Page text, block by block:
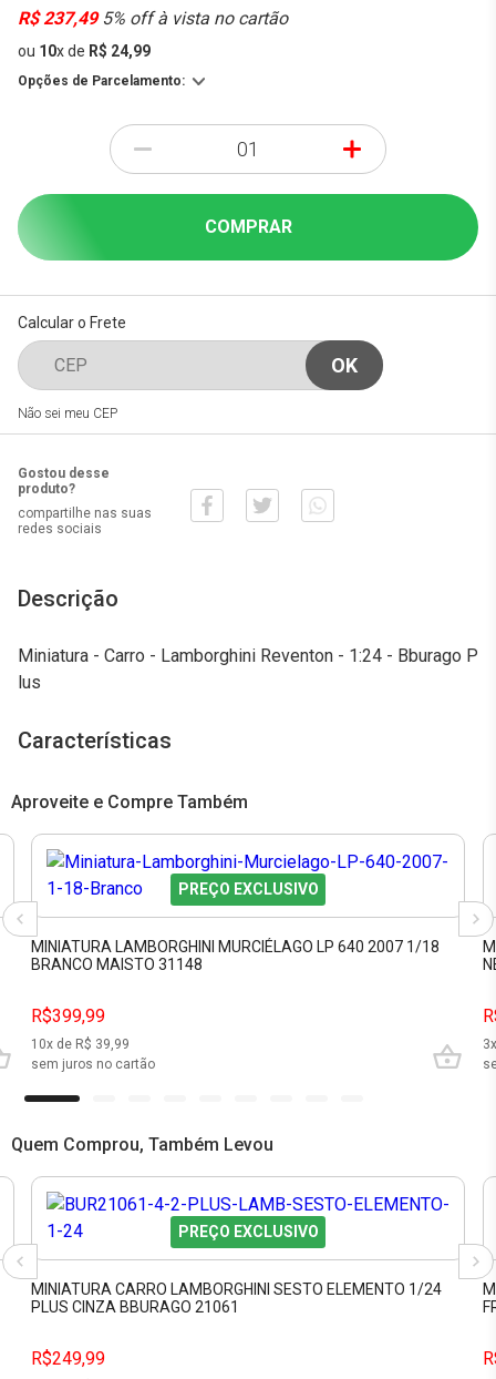
R$ 237,495% off à vista no cartão
ou 10xde R$ 24,99
Opções de Parcelamento:
- +
COMPRAR
Calcular o Frete
Não sei meu CEP
Gostou desse
produto?
compartilhe nas suas
redes sociais
Descrição
Miniatura - Carro - Lamborghini Reventon - 1:24 - Bburago P
lus
Características
Aproveite e Compre Também
PREÇO EXCLUSIVO
MINIATURA LAMBORGHINI MURCIÉLAGO LP 640 2007 1/18
BRANCO MAISTO 31148
R$399,99
10x de R$ 39,99
sem juros no cartão
3
Quem Comprou, Também Levou
PREÇO EXCLUSIVO
MINIATURA CARRO LAMBORGHINI SESTO ELEMENTO 1/24
PLUS CINZA BBURAGO 21061
R$249,99